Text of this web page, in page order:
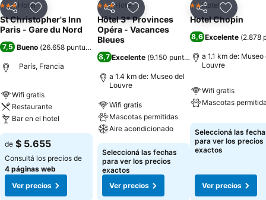
CompartirAñadir a favoritos
3 Estrellas
Hotel
St Christopher's Inn
Paris - Gare du Nord
7,5 Bueno (26.658 puntuaciones
París, Francia
Wifi gratis
Restaurante
Bar en el hotel
de $ 5.655
Consultá los precios de
4 páginas web
Ver precios
CompartirAñadir a favoritos
3 Estrellas
Hotel
Hôtel 3* Provinces
Opéra - Vacances
Bleues
8,7Excelente (9.150 puntuaciones)
a 1.4 km de: Museo del
Louvre
Wifi gratis
Mascotas permitidas
Aire acondicionado
Seleccioná las fechas
para ver los precios
exactos
Ver precios
CompartirAñadir
2 Estrellas
Hotel
Hotel Chopin
8,6 Excelente (2.878
a 1.1 km de: Museo
Louvre
Wifi gratis
Mascotas
Seleccioná las
para ver los precios
exactos
Ver precios